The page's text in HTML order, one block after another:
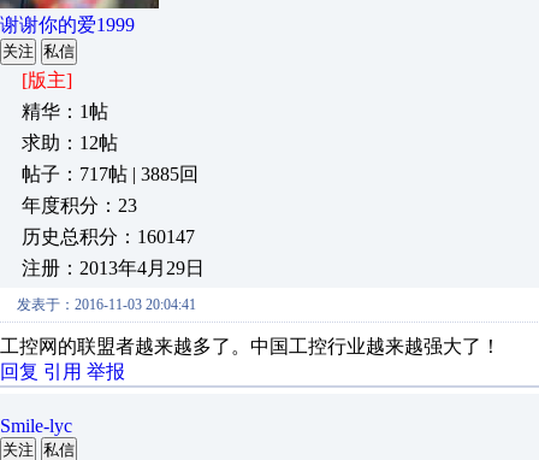
谢谢你的爱1999
关注 私信
[版主]
精华：1帖
求助：12帖
帖子：717帖 | 3885回
年度积分：23
历史总积分：160147
注册：2013年4月29日
发表于：2016-11-03 20:04:41
工控网的联盟者越来越多了。中国工控行业越来越强大了！
回复 引用 举报
Smile-lyc
关注 私信